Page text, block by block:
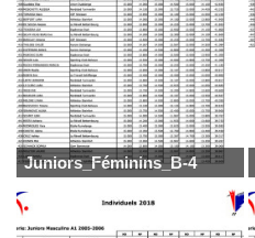
Juniors_Féminins_B-4